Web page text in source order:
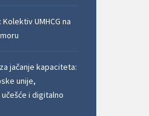
UMHCG na
jačanje kapaciteta:
unije,
i digitalno